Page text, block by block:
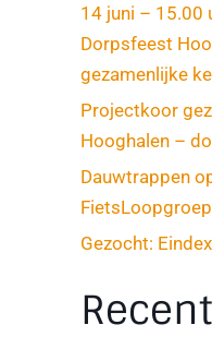
14 juni – 15.00
Dorpsfeest
gezamenlijke
Projectkoor
Hooghalen –
Dauwtrappen
FietsLoopgroep
Gezocht: